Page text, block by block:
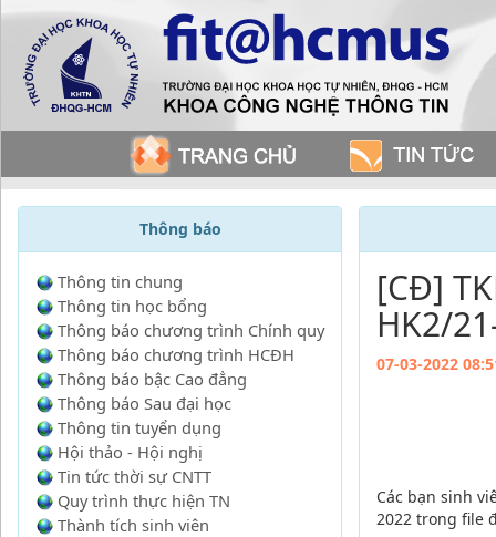
Thông báo
Thông tin chung
Thông tin học bổng
Thông báo chương trình Chính quy
Thông báo chương trình HCĐH
Thông báo bậc Cao đẳng
Thông báo Sau đại học
Thông tin tuyển dụng
Hội thảo - Hội nghị
Tin tức thời sự CNTT
Quy trình thực hiện TN
Thành tích sinh viên
[CĐ]
HK2/
07-03-2022
Các bạn sinh
2022 trong file